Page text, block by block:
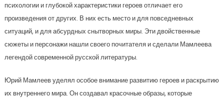
психологии и глубокой характеристики героев отличает его
произведения от других. В них есть место и для повседневных
ситуаций, и для абсурдных снытворных миры. Эти двойственные
сюжеты и персонажи нашли своего почитателя и сделали Мамлеева
легендой современной русской литературы.
Юрий Мамлеев уделял особое внимание развитию героев и раскрытию
их внутреннего мира. Он создавал красочные образы, которые